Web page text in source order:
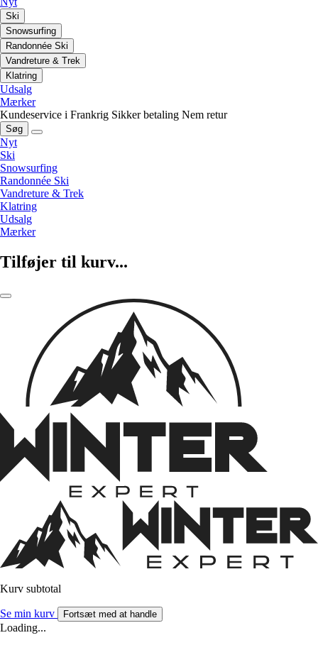
Ski
Snowsurfing
Randonnée Ski
Vandreture & Trek
Klatring
Udsalg
Mærker
Kundeservice i Frankrig Sikker betaling Nem retur
Søg
Nyt
Ski
Snowsurfing
Randonnée Ski
Vandreture & Trek
Klatring
Udsalg
Mærker
Tilføjer til kurv...
Kurv subtotal
Se min kurv Fortsæt med at handle
Loading...